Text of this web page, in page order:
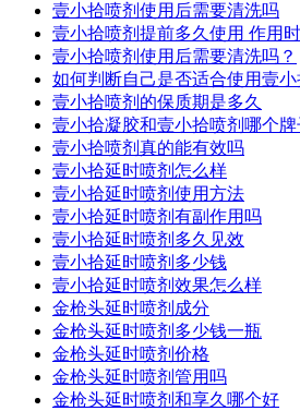
壹小拾喷剂使用后需要清洗吗
壹小拾喷剂提前多久使用 作用
壹小拾喷剂使用后需要清洗吗？
如何判断自己是否适合使用壹小
壹小拾喷剂的保质期是多久
壹小拾凝胶和壹小拾喷剂哪个
壹小拾喷剂真的能有效吗
壹小拾延时喷剂怎么样
壹小拾延时喷剂使用方法
壹小拾延时喷剂有副作用吗
壹小拾延时喷剂多久见效
壹小拾延时喷剂多少钱
壹小拾延时喷剂效果怎么样
金枪头延时喷剂成分
金枪头延时喷剂多少钱一瓶
金枪头延时喷剂价格
金枪头延时喷剂管用吗
金枪头延时喷剂和享久哪个好